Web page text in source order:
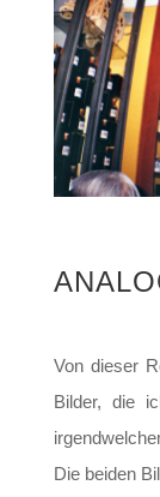
Von dieser
Bilder, die
Die beiden